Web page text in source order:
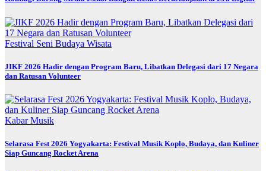
Festival Seni Budaya Wisata
JIKF 2026 Hadir dengan Program Baru, Libatkan Delegasi dari 17 Negara
dan Ratusan Volunteer
KabarMusik
Selarasa Fest 2026 Yogyakarta: Festival Musik Koplo, Budaya, dan Kuliner
Siap Guncang Rocket Arena